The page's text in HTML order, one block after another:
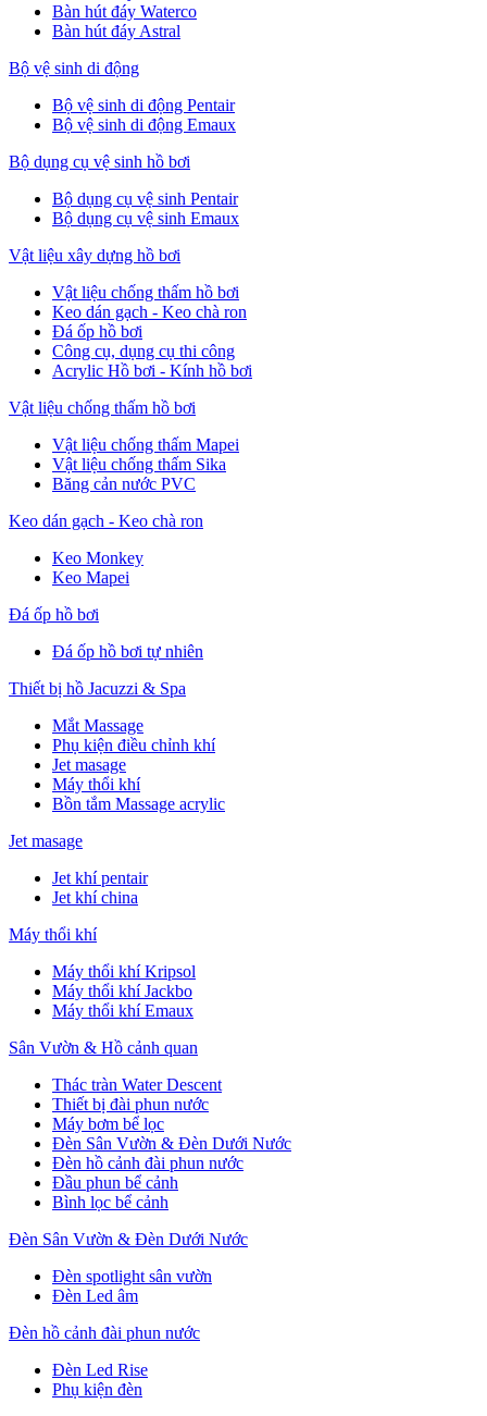
Bàn hút đáy Waterco
Bàn hút đáy Astral
Bộ vệ sinh di động
Bộ vệ sinh di động Pentair
Bộ vệ sinh di động Emaux
Bộ dụng cụ vệ sinh hồ bơi
Bộ dụng cụ vệ sinh Pentair
Bộ dụng cụ vệ sinh Emaux
Vật liệu xây dựng hồ bơi
Vật liệu chống thấm hồ bơi
Keo dán gạch - Keo chà ron
Đá ốp hồ bơi
Công cụ, dụng cụ thi công
Acrylic Hồ bơi - Kính hồ bơi
Vật liệu chống thấm hồ bơi
Vật liệu chống thấm Mapei
Vật liệu chống thấm Sika
Băng cản nước PVC
Keo dán gạch - Keo chà ron
Keo Monkey
Keo Mapei
Đá ốp hồ bơi
Đá ốp hồ bơi tự nhiên
Thiết bị hồ Jacuzzi & Spa
Mắt Massage
Phụ kiện điều chỉnh khí
Jet masage
Máy thổi khí
Bồn tắm Massage acrylic
Jet masage
Jet khí pentair
Jet khí china
Máy thổi khí
Máy thổi khí Kripsol
Máy thổi khí Jackbo
Máy thổi khí Emaux
Sân Vườn & Hồ cảnh quan
Thác tràn Water Descent
Thiết bị đài phun nước
Máy bơm bể lọc
Đèn Sân Vườn & Đèn Dưới Nước
Đèn hồ cảnh đài phun nước
Đầu phun bể cảnh
Bình lọc bể cảnh
Đèn Sân Vườn & Đèn Dưới Nước
Đèn spotlight sân vườn
Đèn Led âm
Đèn hồ cảnh đài phun nước
Đèn Led Rise
Phụ kiện đèn